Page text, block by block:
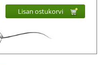
Lisan ostukorvi